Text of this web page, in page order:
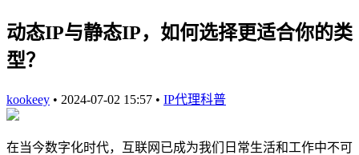
动态IP与静态IP，如何选择更适合你的类
型？
kookeey • 2024-07-02 15:57 • IP代理科普
在当今数字化时代，互联网已成为我们日常生活和工作中不可